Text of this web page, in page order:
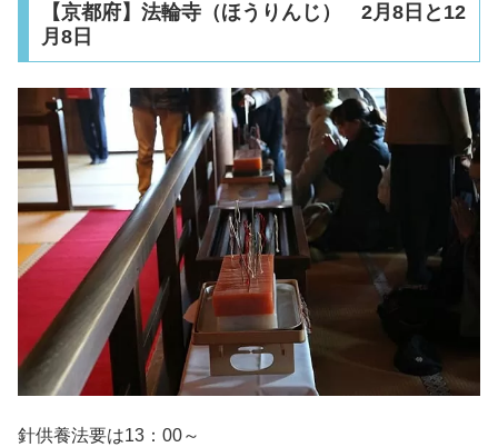
【京都府】法輪寺（ほうりんじ） 2月8日と12
月8日
針供養法要は13：00～